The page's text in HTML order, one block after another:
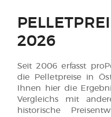
2026
Seit 2006 erfasst
die Pelletpreise in
Ihnen hier die
Vergleichs mit
historische